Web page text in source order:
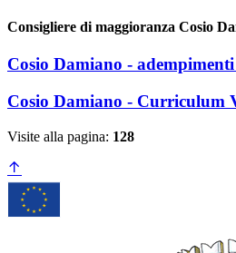
Consigliere di maggioranza Cosio
Cosio Damiano -
Cosio Damiano - Curriculum
Visite alla pagina: 128